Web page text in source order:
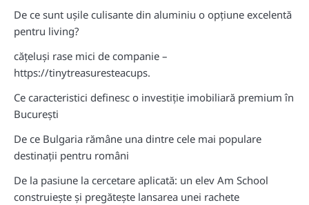
De ce sunt ușile culisante din aluminiu o opțiune excelentă
pentru living?
cățeluși rase mici de companie –
https://tinytreasuresteacups.
Ce caracteristici definesc o investiție imobiliară premium în
București
De ce Bulgaria rămâne una dintre cele mai populare
destinații pentru români
De la pasiune la cercetare aplicată: un elev Am School
construiește și pregătește lansarea unei rachete